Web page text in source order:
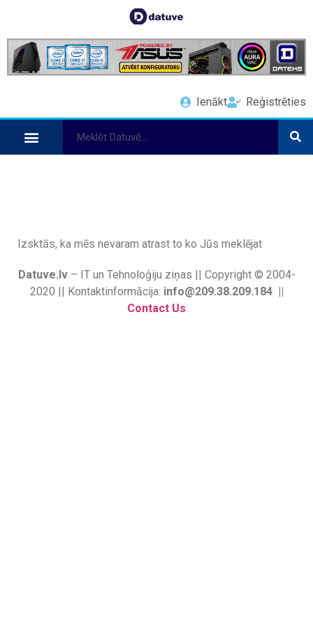
Ienākt Reģistrēties
Izsktās, ka mēs nevaram atrast to ko Jūs meklējat
Datuve.lv– IT un Tehnoloģiju ziņas || Copyright © 2004-
2020 || Kontaktinformācija: info@209.38.209.184 ||
Contact Us